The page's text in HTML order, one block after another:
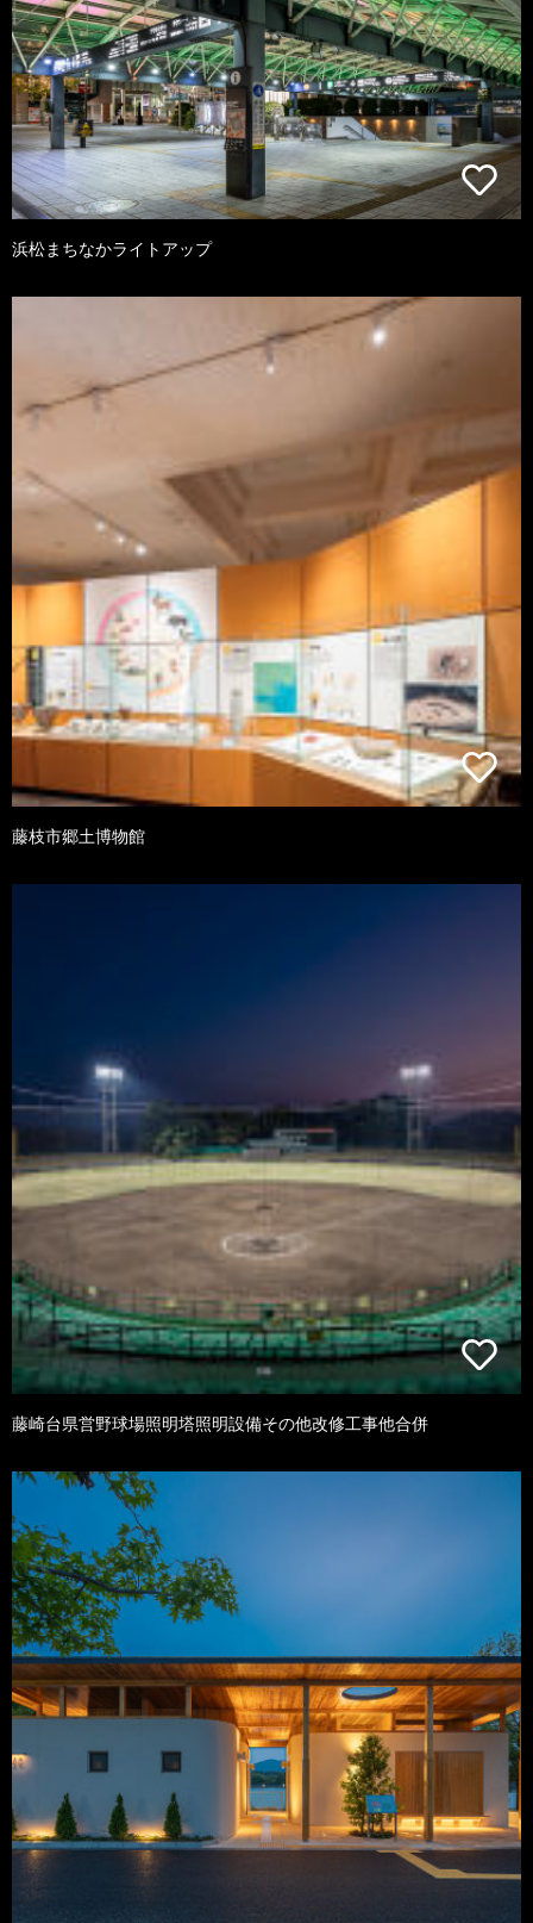
浜松まちなかライトアップ
藤枝市郷土博物館
藤崎台県営野球場照明塔照明設備その他改修工事他合併